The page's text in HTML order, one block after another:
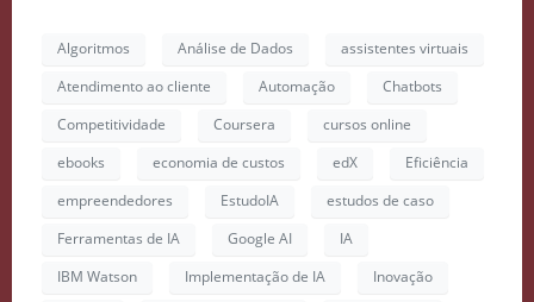
Algoritmos Análise de Dados
assistentes virtuais
Atendimento ao cliente
Automação
Chatbots
Competitividade
Coursera
cursos online
ebooks
economia de custos edX
Eficiência
empreendedores
EstudoIA
estudos de caso
Ferramentas de IA
Google AI
IA
IBM Watson
Implementação de IA
Inovação